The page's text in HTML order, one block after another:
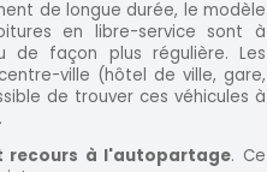
de longue durée, le modèle
en libre-service sont à
de façon plus régulière. Les
ville (hôtel de ville, gare,
de trouver ces véhicules à
recours à l'autopartage. Ce